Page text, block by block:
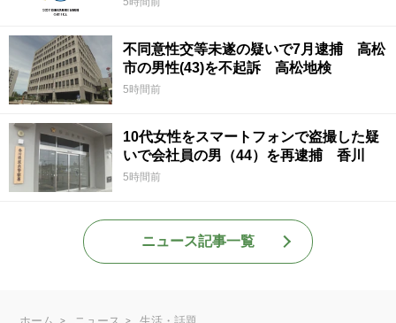
不同意性交等未遂の疑いで7月逮捕 高松
市の男性(43)を不起訴 高松地検
5時間前
10代女性をスマートフォンで盗撮した疑
いで会社員の男（44）を再逮捕 香川
5時間前
ニュース記事一覧